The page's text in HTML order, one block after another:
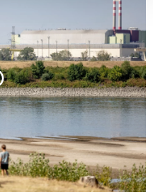
u
ponovno ažurirati
možete u bilo kojem
posledica.